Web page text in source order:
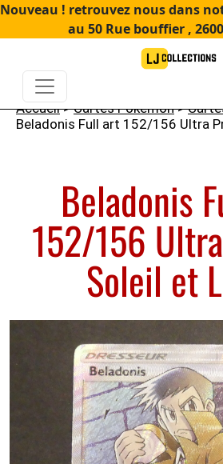
Nouveau ! retrouvez nous dans
au 50 Rue bouffier ,
Accueil>Cartes Pokémon>
Beladonis Full art 152/156 Ultra
Beladonis
152/156
Soleil et